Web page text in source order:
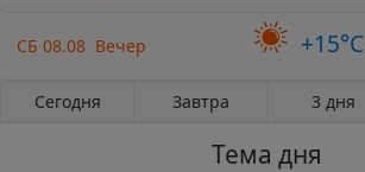
СБ 08.08 Вечер +15°C
Сегодня Завтра 3 дня
Тема дня